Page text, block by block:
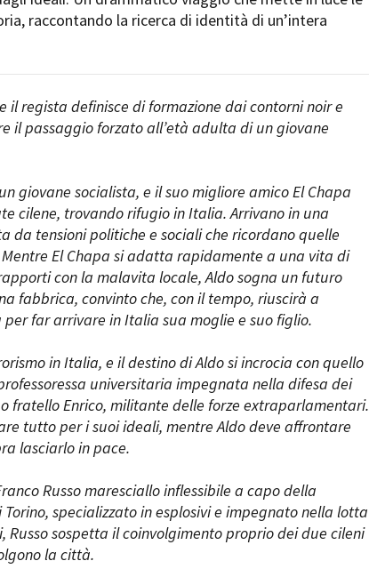
raccontando la ricerca di identità di un’intera
il regista definisce di formazione dai contorni noir e
il passaggio forzato all’età adulta di un giovane
giovane socialista, e il suo migliore amico El Chapa
cilene, trovando rifugio in Italia. Arrivano in una
da tensioni politiche e sociali che ricordano quelle
El Chapa si adatta rapidamente a una vita di
con la malavita locale, Aldo sogna un futuro
fabbrica, convinto che, con il tempo, riuscirà a
far arrivare in Italia sua moglie e suo figlio.
in Italia, e il destino di Aldo si incrocia con quello
universitaria impegnata nella difesa dei
fratello Enrico, militante delle forze extraparlamentari.
tutto per i suoi ideali, mentre Aldo deve affrontare
lasciarlo in pace.
Russo maresciallo inflessibile a capo della
specializzato in esplosivi e impegnato nella lotta
sospetta il coinvolgimento proprio dei due cileni
la città.